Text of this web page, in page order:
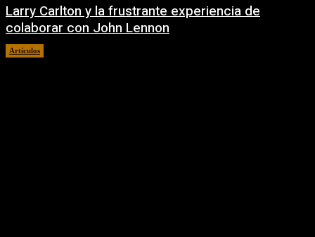
Larry Carlton y la frustrante experiencia de
colaborar con John Lennon
Artículos